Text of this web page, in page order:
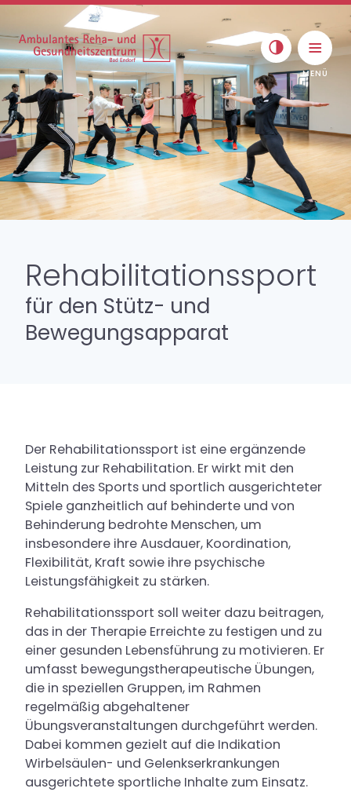
Skip to content
Toggle
Übersicht
Formen der Rehabilitation
MBOR
Rehabilitationssport
für den Stütz- und
Bewegungsapparat
Der Rehabilitationssport ist eine ergänzende
Leistung zur Rehabilitation. Er wirkt mit den
Mitteln des Sports und sportlich ausgerichteter
Spiele ganzheitlich auf behinderte und von
Behinderung bedrohte Menschen, um
insbesondere ihre Ausdauer, Koordination,
Flexibilität, Kraft sowie ihre psychische
Leistungsfähigkeit zu stärken.
Rehabilitationssport soll weiter dazu beitragen,
das in der Therapie Erreichte zu festigen und zu
einer gesunden Lebensführung zu motivieren. Er
umfasst bewegungstherapeutische Übungen,
die in speziellen Gruppen, im Rahmen
regelmäßig abgehaltener
Übungsveranstaltungen durchgeführt werden.
Dabei kommen gezielt auf die Indikation
Wirbelsäulen- und Gelenkserkrankungen
ausgerichtete sportliche Inhalte zum Einsatz.